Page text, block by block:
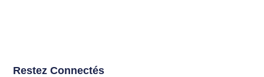
Restez Connectés